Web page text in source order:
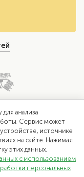
анализа
Сервис может
источнике
на сайте. Нажимая
этих данных.
с использованием
персональных